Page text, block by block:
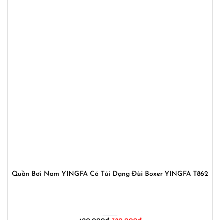
Quần Bơi Nam YINGFA Có Túi Dạng Đùi Boxer YINGFA T862